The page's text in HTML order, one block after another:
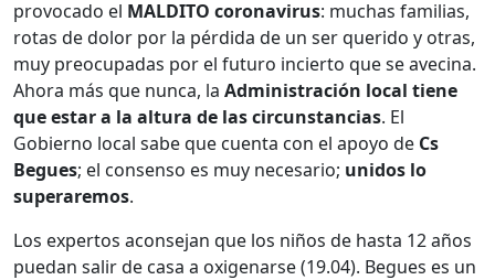
provocado el MALDITO coronavirus: muchas familias,
rotas de dolor por la pérdida de un ser querido y otras,
muy preocupadas por el futuro incierto que se avecina.
Ahora más que nunca, la Administración local tiene
que estar a la altura de las circunstancias. El
Gobierno local sabe que cuenta con el apoyo de Cs
Begues; el consenso es muy necesario; unidos lo
superaremos.
Los expertos aconsejan que los niños de hasta 12 años
puedan salir de casa a oxigenarse (19.04). Begues es un